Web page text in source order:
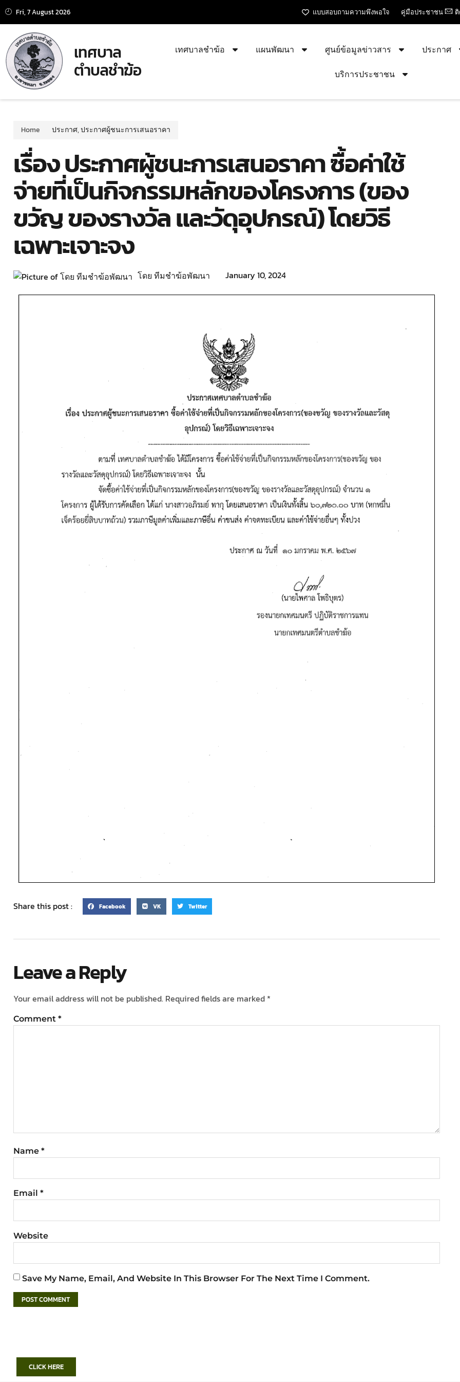
Fri, 7 August 2026 แบบสอบถามความพึงพอใจ คู่มือประชาชน
เทศบาล
ตำบลชำฆ้อ
เทศบาลชำฆ้อ แผนพัฒนา ศูนย์ข้อมูลข่าวสาร ประกาศ
บริการประชาชน
Home ประกาศ,ประกาศผู้ชนะการเสนอราคา
เรื่อง ประกาศผู้ชนะการเสนอราคา ซื้อค่าใช้
จ่ายที่เป็นกิจกรรมหลักของโครงการ (ของ
ขวัญ ของรางวัล และวัดุอุปกรณ์) โดยวิธี
เฉพาะเจาะจง
โดย ทีมชำฆ้อพัฒนา January 10, 2024
Share this post : Facebook VK Twitter
Leave a Reply
Your email address will not be published. Required fields are marked *
Comment *
Name *
Email *
Website
Save My Name, Email, And Website In This Browser For The Next Time I Comment.
CLICK HERE